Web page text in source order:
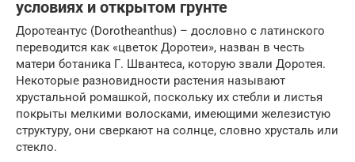
условиях и открытом грунте
Доротеантус (Dorotheanthus) – дословно с латинского
переводится как «цветок Доротеи», назван в честь
матери ботаника Г. Швантеса, которую звали Доротея.
Некоторые разновидности растения называют
хрустальной ромашкой, поскольку их стебли и листья
покрыты мелкими волосками, имеющими железистую
структуру, они сверкают на солнце, словно хрусталь или
стекло.